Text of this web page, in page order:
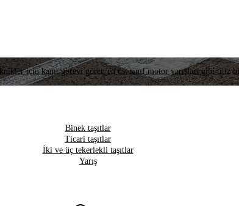
için kanıt görevi gören en üst sınıf motor yarışları gibi titiz
Binek taşıtlar
Ticari taşıtlar
İki ve üç tekerlekli taşıtlar
Yarış